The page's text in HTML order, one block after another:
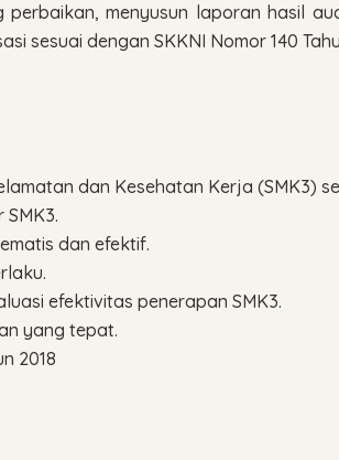
menyusun laporan hasil
sesuai dengan SKKNI Nomor 140
dan Kesehatan Kerja (SMK3)
dan efektif.
efektivitas penerapan SMK3.
yang tepat.
2018